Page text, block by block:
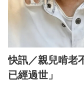
快訊／親兒啃老
已經過世」